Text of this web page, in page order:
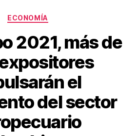
Categorías
ECONOMÍA
2021, más de
el
del sector